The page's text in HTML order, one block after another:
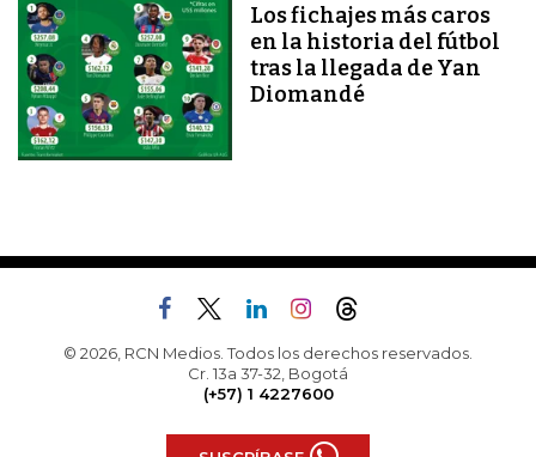
Los fichajes más caros
en la historia del fútbol
tras la llegada de Yan
Diomandé
© 2026, RCN Medios. Todos los derechos reservados.
Cr. 13a 37-32, Bogotá
(+57) 1 4227600